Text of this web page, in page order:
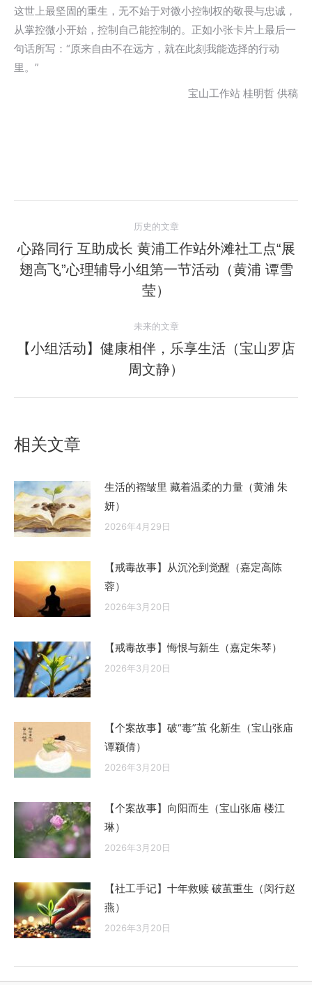
这世上最坚固的重生，无不始于对微小控制权的敬畏与忠诚，
从掌控微小开始，控制自己能控制的。正如小张卡片上最后一
句话所写：“原来自由不在远方，就在此刻我能选择的行动
里。”
宝山工作站 桂明哲 供稿
章
导
历史的文章
历
史
文
章：
心路同行 互助成长 黄浦工作站外滩社工点“展
翅高飞”心理辅导小组第一节活动（黄浦 谭雪
莹）
未来的文章
未
来
的
【小组活动】健康相伴，乐享生活（宝山罗店
周文静）
相关文章
生活的褶皱里 藏着温柔的力量（黄浦 朱
妍）
2026年4月29日
【戒毒故事】从沉沦到觉醒（嘉定高陈
蓉）
2026年3月20日
【戒毒故事】悔恨与新生（嘉定朱琴）
2026年3月20日
【个案故事】破“毒”茧 化新生（宝山张庙
谭颖倩）
2026年3月20日
【个案故事】向阳而生（宝山张庙 楼江
琳）
2026年3月20日
【社工手记】十年救赎 破茧重生（闵行赵
燕）
2026年3月20日